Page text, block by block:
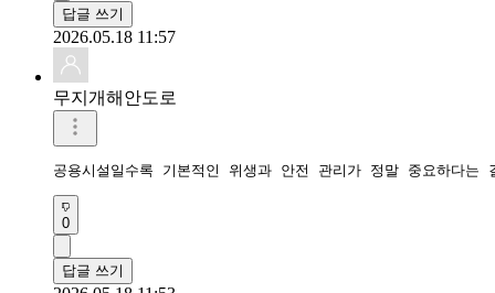
답글 쓰기
2026.05.18 11:57
무지개해안도로
공용시설일수록 기본적인 위생과 안전 관리가 정말 중요하다
0
답글 쓰기